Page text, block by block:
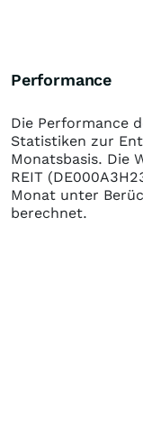
Performance
Die Performance
Statistiken zur
Monatsbasis. Die
REIT
Monat unter
berechnet.